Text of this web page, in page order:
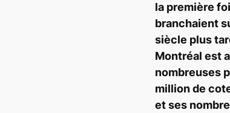
la première
branchaient
siècle plus
Montréal est
nombreuses
million de
et ses